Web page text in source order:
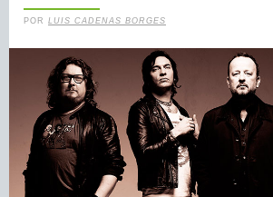
POR LUIS CADENAS BORGES